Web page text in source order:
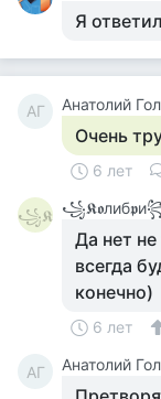
Я
АГ Анатолий
Очень
6 лет
꧁𝕶
Да нет
всегда
конечно)
6 лет
АГ Анатолий